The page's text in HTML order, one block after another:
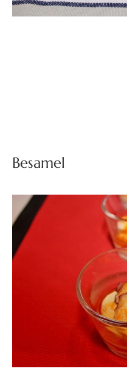
Besamel